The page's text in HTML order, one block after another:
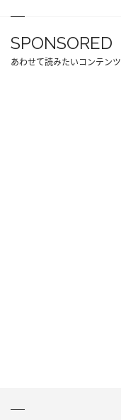
SPONSORED
あわせて読みたいコンテンツ